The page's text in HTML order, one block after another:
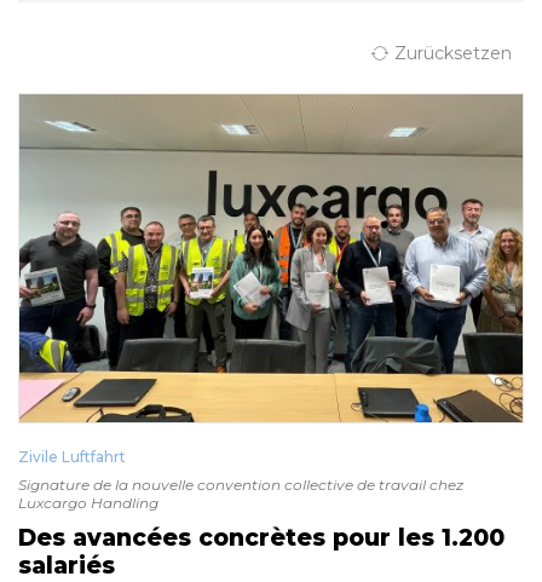
Zurücksetzen
Zivile Luftfahrt
Signature de la nouvelle convention collective de travail chez
Luxcargo Handling
Des avancées concrètes pour les 1.200
salariés